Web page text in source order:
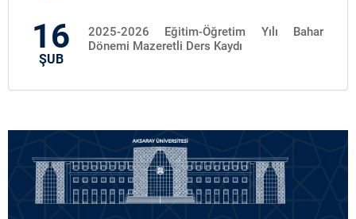
16
ŞUB
2025-2026 Eğitim-Öğretim Yılı Bahar
Dönemi Mazeretli Ders Kaydı